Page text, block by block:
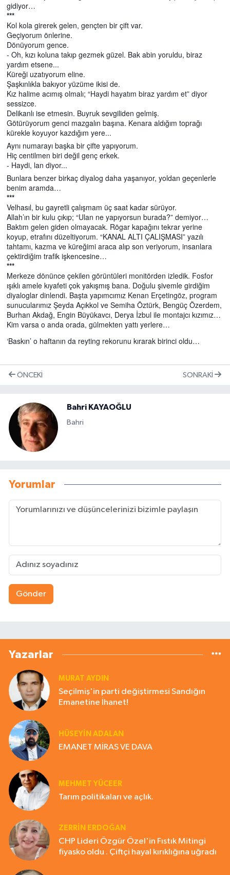
gidiyor…
***
Kol kola girerek gelen, gençten bir çift var.
Geçiyorum önlerine.
Dönüyorum gence.
- Oh, kızı koluna takıp gezmek güzel. Bak abin yoruldu, biraz
yardım etsene...
Küreği uzatıyorum eline.
Şaşkınlıkla bakıyor yüzüme ikisi de.
Kız halime acımış olmalı; “Haydi hayatım biraz yardım et” diyor
sessizce.
Delikanlı ise etmesin. Buyruk sevgiliden gelmiş.
Götürüyorum genci mazgalın başına. Kenara aldığım toprağı
kürekle koyuyor kazdığım yere...
Aynı numarayı başka bir çifte yapıyorum.
Hiç centilmen biri değil genç erkek.
- Haydi, lan diyor...
Bunlara benzer birkaç diyalog daha yaşanıyor, yoldan geçenlerle
benim aramda…
***
Velhasıl, bu gayretli çalışmam üç saat kadar sürüyor.
Allah’ın bir kulu çıkıp; “Ulan ne yapıyorsun burada?” demiyor…
Baktım gelen giden olmayacak. Rögar kapağını tekrar yerine
koyup, etrafını düzeltiyorum. “KANAL ALTI ÇALIŞMASI” yazılı
tahtamı, kazma ve küreğimi araca alıp son veriyorum, insanlara
çektirdiğim trafik işkencesine…
***
Merkeze dönünce çekilen görüntüleri monitörden izledik. Fosfor
ışıklı amele kıyafeti çok yakışmış bana. Doğulu şivemle girdiğim
diyaloglar dinlendi. Başta yapımcımız Kenan Erçetingöz, program
sunucularımız Şeyda Açıkkol ve Semiha Öztürk, Bengüç Özerdem,
Burhan Akdağ, Engin Büyükavcı, Derya İzbul ile montajcı kızımız…
Kim varsa o anda orada, gülmekten yattı yerlere…
‘Baskın’ o haftanın da reyting rekorunu kırarak birinci oldu…
ÖNCEKI SONRAKI
Bahri KAYAOĞLU
Bahri
Yorumlar
Gönder
Yazarlar
MURAT AYDIN
Seçilmiş'in parti değiştirmesi Sandığın
Emanetine İhanet!
HÜSEYIN ADALAN
EMANET MİRAS VE DAVA
MEHMET YÜCEER
Tarım politikaları ve açlık.
ZERRIN ERDOĞAN
CHP Lideri Özgür Özel'in Fıstık Mitingi
fiyasko oldu . Çiftçi hayal kırıklığına uğradı